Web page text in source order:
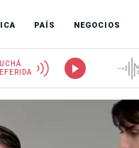
PAÍS NEGOCIOS